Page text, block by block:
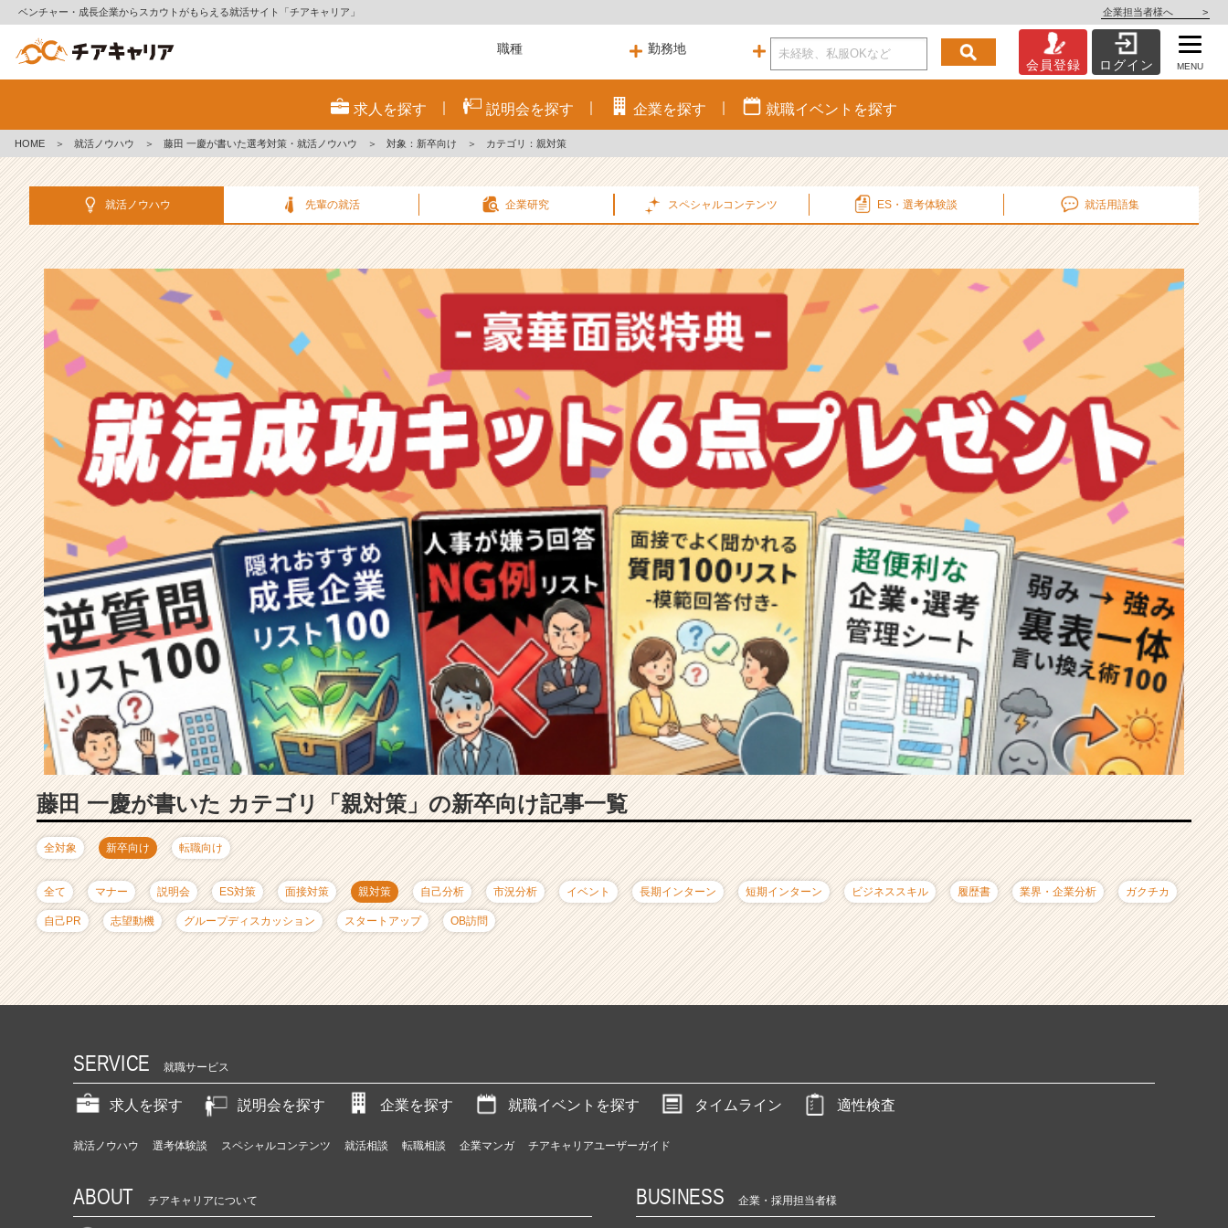
ベンチャー・成長企業からスカウトがもらえる就活サイト「チアキャリア」 企業担当者様へ >
策・
就
ノ
ハ
記
事
|
ベ
ン
チ
ー・
成
長
企
業
か
ら
カ
ウ
ト
が
届
く
就
サ
イ
ト
チ
キ
ャ
リ
ア
（C
h
e
e
r）
会員登録 ログイン MENU
求人を探す 説明会を探す 企業を探す 就職イベント を探す
HOME ＞ 就活ノウハウ ＞ 藤田 一慶が書いた選考対策・就活ノウハウ ＞ 対象：新卒向け ＞ カテゴリ：親対策
就活ノウハウ 先輩の就活 企業研究 スペシャルコンテンツ ES・選考体験談 就活用語集
藤田 一慶が書いた カテゴリ「親対策」の新卒向け記事一覧
全対象 新卒向け 転職向け
全て マナー 説明会 ES対策 面接対策 親対策 自己分析 市況分析 イベント 長期インターン 短期インターン ビジネススキル 履歴書 業界・企業分析 ガクチカ
自己PR 志望動機 グループディスカッション スタートアップ OB訪問
SERVICE 就職サービス
求人を探す 説明会を探す 企業を探す 就職イベントを探す タイムライン 適性検査
就活ノウハウ 選考体験談 スペシャルコンテンツ 就活相談 転職相談 企業マンガ チアキャリアユーザーガイド
ABOUT チアキャリアについて BUSINESS 企業・採用担当者様